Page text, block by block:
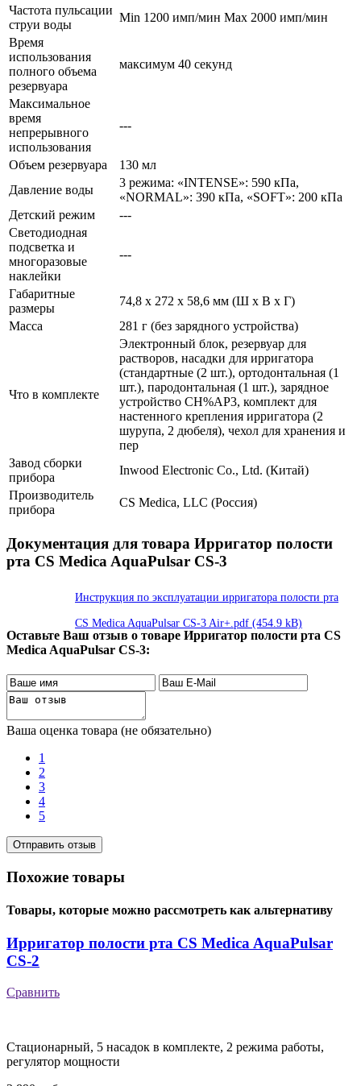
Частота пульсации
струи воды
Min 1200 имп/мин Max 2000 имп/мин
Время
использования
полного объема
резервуара
максимум 40 секунд
Максимальное
время
непрерывного
использования
---
Объем резервуара
130 мл
Давление воды
3 режима: «INTENSE»: 590 кПа,
«NORMAL»: 390 кПа, «SOFT»: 200 кПа
Детский режим
---
Светодиодная
подсветка и
многоразовые
наклейки
---
Габаритные
размеры
74,8 х 272 х 58,6 мм (Ш х В х Г)
Масса
281 г (без зарядного устройства)
Что в комплекте
Электронный блок, резервуар для
растворов, насадки для ирригатора
(стандартные (2 шт.), ортодонтальная (1
шт.), пародонтальная (1 шт.), зарядное
устройство CH%AP3, комплект для
настенного крепления ирригатора (2
шурупа, 2 дюбеля), чехол для хранения и
пер
Завод сборки
прибора
Inwood Electronic Co., Ltd. (Китай)
Производитель
прибора
CS Medica, LLC (Россия)
Документация для товара Ирригатор полости
рта CS Medica AquaPulsar CS-3
Инструкция по эксплуатации ирригатора полости рта
CS Medica AquaPulsar CS-3 Air+.pdf (454.9 kB)
Оставьте Ваш отзыв о товаре Ирригатор полости рта CS
Medica AquaPulsar CS-3:
Ваша оценка товара (не обязательно)
1
2
3
4
5
Похожие товары
Товары, которые можно рассмотреть как альтернативу
Ирригатор полости рта CS Medica AquaPulsar
CS-2
Сравнить
Стационарный, 5 насадок в комплекте, 2 режима работы,
регулятор мощности